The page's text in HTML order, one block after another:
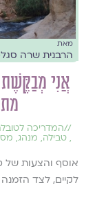
מאת
הרבנית שרה
אֲנִי מְבַקֶּשֶׁת
//המדריכה
, טבילה, מנהג,
אוסף והצעות של
לקיים, לצד